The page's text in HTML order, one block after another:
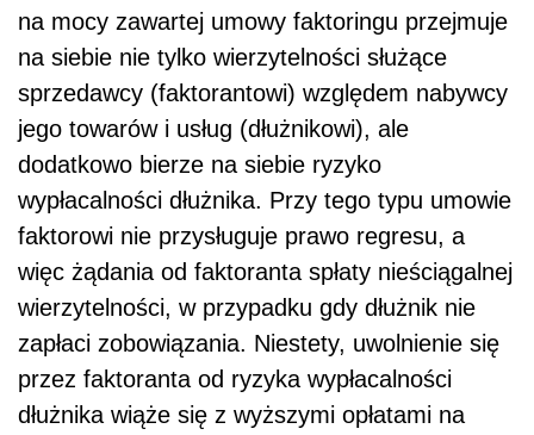
na mocy zawartej umowy faktoringu przejmuje
na siebie nie tylko wierzytelności służące
sprzedawcy (faktorantowi) względem nabywcy
jego towarów i usług (dłużnikowi), ale
dodatkowo bierze na siebie ryzyko
wypłacalności dłużnika. Przy tego typu umowie
faktorowi nie przysługuje prawo regresu, a
więc żądania od faktoranta spłaty nieściągalnej
wierzytelności, w przypadku gdy dłużnik nie
zapłaci zobowiązania. Niestety, uwolnienie się
przez faktoranta od ryzyka wypłacalności
dłużnika wiąże się z wyższymi opłatami na